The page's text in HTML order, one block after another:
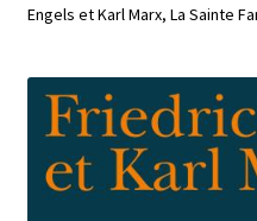
Mon compte
Vous cherchez un livre ?
Vers les Éditions sociales
Vers La Dispute
Engels et Karl Marx, La Sainte